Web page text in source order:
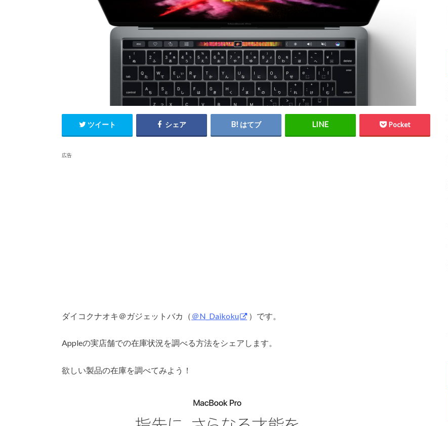
ツイート シェア はてブ Pocket
広告
ダイコクナオキ＠ガジェットバカ（ ＠N_Daikoku ）です。
Appleの実店舗での在庫状況を調べる方法をシェアします。
欲しい製品の在庫を調べてみよう！